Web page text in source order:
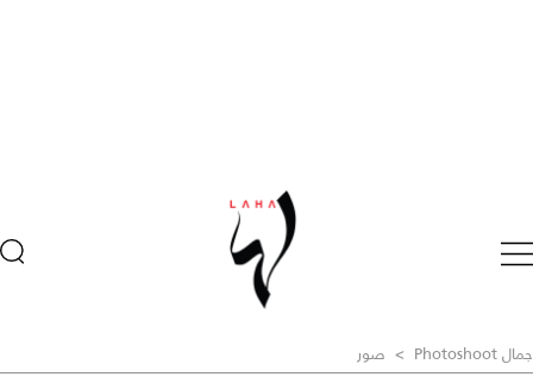
جمال Photoshoot > صور